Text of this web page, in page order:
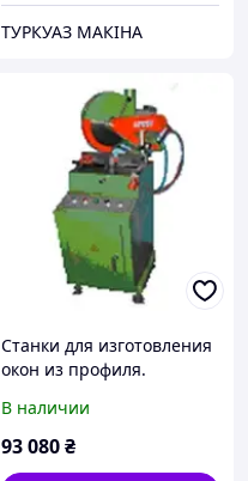
ТУРКУАЗ МАКIНА
Станки для изготовления
окон из профиля.
ПВХ и алюминия с
верхней подачей. Диск
В наличии
93 080₴